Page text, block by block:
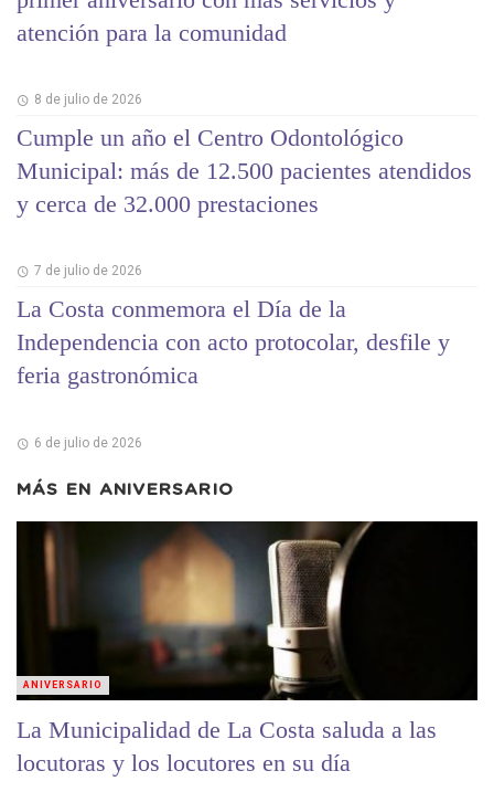
atención para la comunidad
8 de julio de 2026
Cumple un año el Centro Odontológico
Municipal: más de 12.500 pacientes atendidos
y cerca de 32.000 prestaciones
7 de julio de 2026
La Costa conmemora el Día de la
Independencia con acto protocolar, desfile y
feria gastronómica
6 de julio de 2026
MÁS EN ANIVERSARIO
La Municipalidad de La Costa saluda a las
locutoras y los locutores en su día
ANIVERSARIO